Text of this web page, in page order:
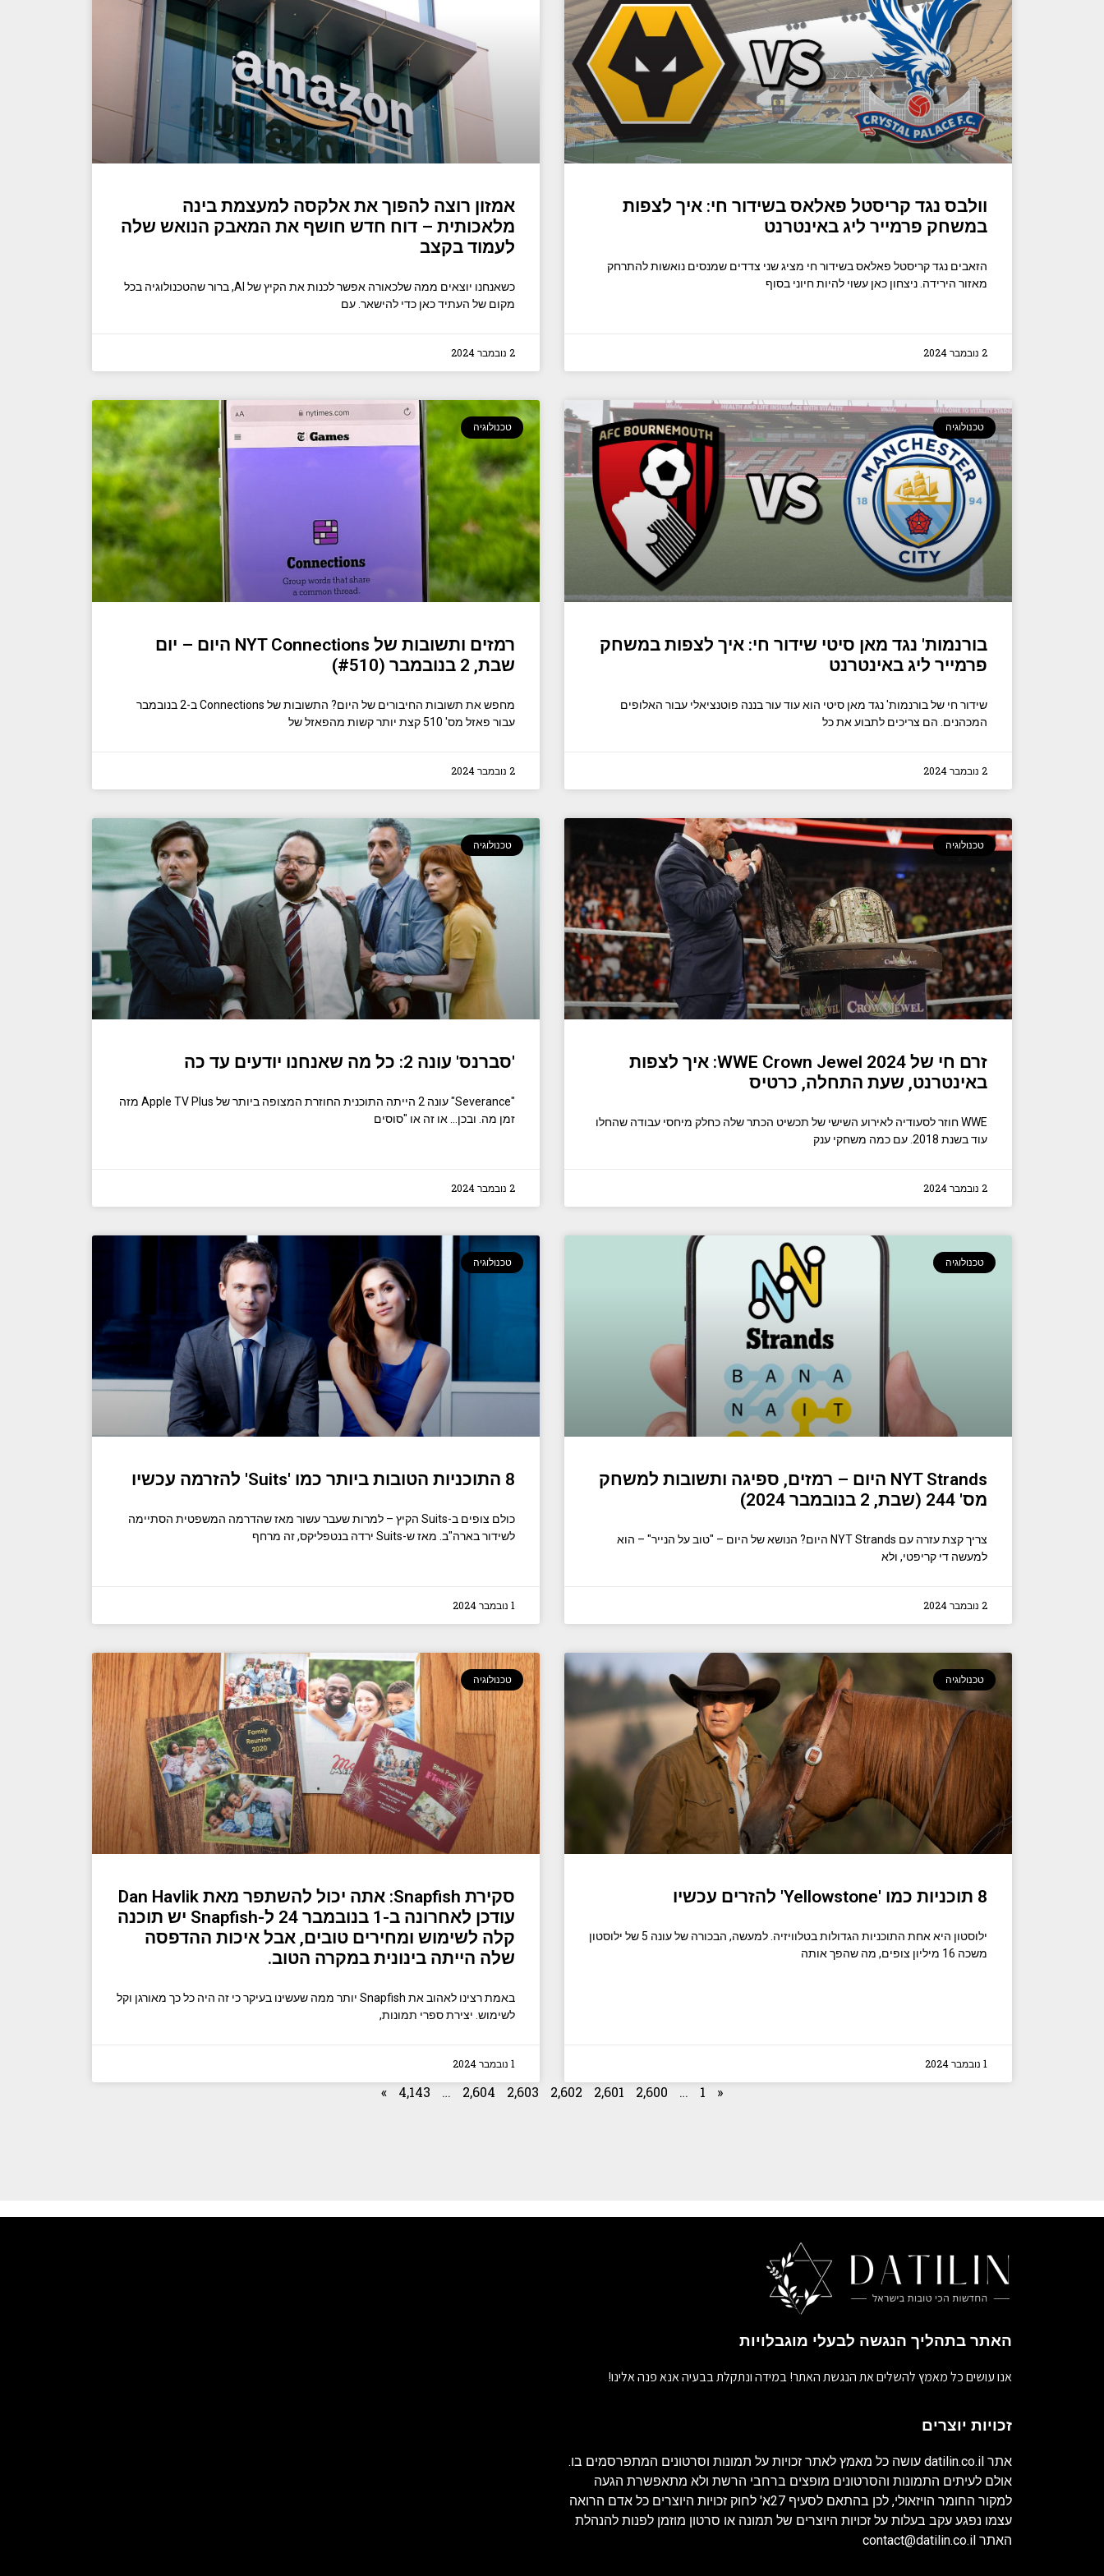
וולבס נגד קריסטל פאלאס בשידור חי: איך לצפות
במשחק פרמייר ליג באינטרנט
הזאבים נגד קריסטל פאלאס בשידור חי מציג שני צדדים שמנסים נואשות להתרחק
מאזור הירידה. ניצחון כאן עשוי להיות חיוני בסוף
2 נובמבר 2024
אמזון רוצה להפוך את אלקסה למעצמת בינה
מלאכותית – דוח חדש חושף את המאבק הנואש שלה
לעמוד בקצב
כשאנחנו יוצאים ממה שלכאורה אפשר לכנות את הקיץ של AI, ברור שהטכנולוגיה בכל
מקום של העתיד כאן כדי להישאר. עם
2 נובמבר 2024
טכנולוגיה
בורנמות' נגד מאן סיטי שידור חי: איך לצפות במשחק
פרמייר ליג באינטרנט
שידור חי של בורנמות' נגד מאן סיטי הוא עוד עור בננה פוטנציאלי עבור האלופים
המכהנים. הם צריכים לתבוע את כל
2 נובמבר 2024
טכנולוגיה
רמזים ותשובות של NYT Connections היום – יום
שבת, 2 בנובמבר (#510)
מחפש את תשובות החיבורים של היום? התשובות של Connections ב-2 בנובמבר
עבור פאזל מס' 510 קצת יותר קשות מהפאזל של
2 נובמבר 2024
טכנולוגיה
זרם חי של WWE Crown Jewel 2024: איך לצפות
באינטרנט, שעת התחלה, כרטיס
WWE חוזר לסעודיה לאירוע השישי של תכשיט הכתר שלה כחלק מיחסי עבודה שהחלו
עוד בשנת 2018. עם כמה משחקי ענק
2 נובמבר 2024
טכנולוגיה
'סברנס' עונה 2: כל מה שאנחנו יודעים עד כה
"Severance" עונה 2 הייתה התוכנית החוזרת המצופה ביותר של Apple TV Plus מזה
זמן מה. ובכן… או זה או "סוסים
2 נובמבר 2024
טכנולוגיה
NYT Strands היום – רמזים, ספיגה ותשובות למשחק
מס' 244 (שבת, 2 בנובמבר 2024)
צריך קצת עזרה עם NYT Strands היום? הנושא של היום – "טוב על הנייר" – הוא
למעשה די קריפטי, ולא
2 נובמבר 2024
טכנולוגיה
8 התוכניות הטובות ביותר כמו 'Suits' להזרמה עכשיו
כולם צופים ב-Suits הקיץ – למרות שעבר עשור מאז שהדרמה המשפטית הסתיימה
לשידור בארה"ב. מאז ש-Suits ירדה בנטפליקס, זה מרחף
1 נובמבר 2024
טכנולוגיה
8 תוכניות כמו 'Yellowstone' להזרים עכשיו
ילוסטון היא אחת התוכניות הגדולות בטלוויזיה. למעשה, הבכורה של עונה 5 של ילוסטון
משכה 16 מיליון צופים, מה שהפך אותה
1 נובמבר 2024
טכנולוגיה
סקירת Snapfish: אתה יכול להשתפר מאת Dan Havlik
עודכן לאחרונה ב-1 בנובמבר 24 ל-Snapfish יש תוכנה
קלה לשימוש ומחירים טובים, אבל איכות ההדפסה
שלה הייתה בינונית במקרה הטוב.
באמת רצינו לאהוב את Snapfish יותר ממה שעשינו בעיקר כי זה היה כל כך מאורגן וקל
לשימוש. יצירת ספרי תמונות,
1 נובמבר 2024
«
1
…
2,600
2,601
2,602
2,603
2,604
…
4,143
»
האתר בתהליך הנגשה לבעלי מוגבלויות
אנו עושים כל מאמץ להשלים את הנגשת האתר! במידה ונתקלת בבעיה אנא פנה אלינו!
זכויות יוצרים
אתר datilin.co.il עושה כל מאמץ לאתר זכויות על תמונות וסרטונים המתפרסמים בו.
אולם לעיתים התמונות והסרטונים מופצים ברחבי הרשת ולא מתאפשרת הגעה
למקור החומר הויזאולי, לכן בהתאם לסעיף 27א' לחוק זכויות היוצרים כל אדם הרואה
עצמו נפגע עקב בעלות על זכויות היוצרים של תמונה או סרטון מוזמן לפנות להנהלת
האתר contact@datilin.co.il